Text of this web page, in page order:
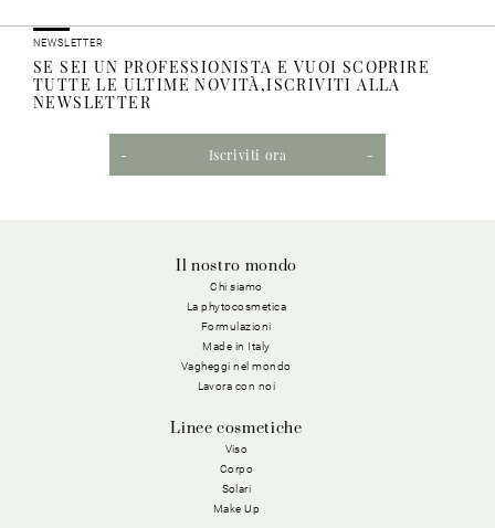
NEWSLETTER
SE SEI UN PROFESSIONISTA E VUOI SCOPRIRE
TUTTE LE ULTIME NOVITÀ,ISCRIVITI ALLA
NEWSLETTER
Iscriviti ora
Il nostro mondo
Chi siamo
La phytocosmetica
Formulazioni
Made in Italy
Vagheggi nel mondo
Lavora con noi
Linee cosmetiche
Viso
Corpo
Solari
Make Up